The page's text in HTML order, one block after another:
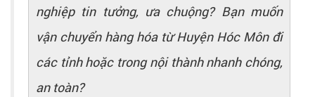
nghiệp tin tưởng, ưa chuộng? Bạn muốn
vận chuyển hàng hóa từ Huyện Hóc Môn đi
các tỉnh hoặc trong nội thành nhanh chóng,
an toàn?